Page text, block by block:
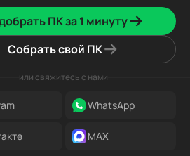
ПК за 1 минуту
Собрать свой ПК
или свяжитесь с нами
WhatsApp
MAX